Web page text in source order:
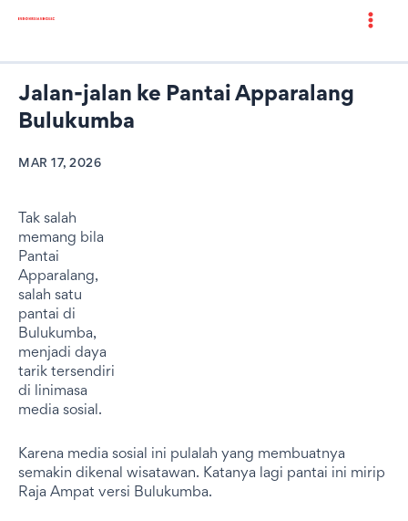
Jalan-jalan ke Pantai Apparalang
Bulukumba
MAR 17, 2026
Tak salah
memang bila
Pantai
Apparalang,
salah satu
pantai di
Bulukumba,
menjadi daya
tarik tersendiri
di linimasa
media sosial.
Karena media sosial ini pulalah yang membuatnya
semakin dikenal wisatawan. Katanya lagi pantai ini mirip
Raja Ampat versi Bulukumba.